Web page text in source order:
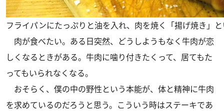
フライパンにたっぷりと油を入れ、肉を焼く「揚げ焼き」
肉が食べたい。ある日突然、どうしようもなく牛肉が恋
しくなるときがある。牛肉に噛り付きたくって、居てもた
ってもいられなくなる。
おそらく、僕の中の野性という本能が、体と精神に牛肉
を求めているのだろうと思う。こういう時はステーキであ